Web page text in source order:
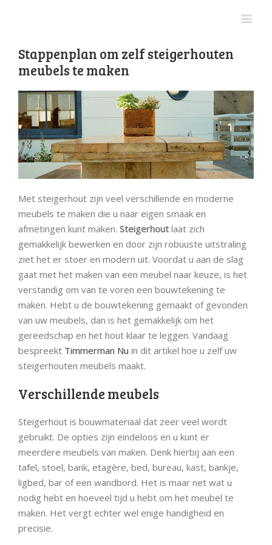
Stappenplan om zelf steigerhouten
meubels te maken
Met steigerhout zijn veel verschillende en moderne
meubels te maken die u naar eigen smaak en
afmetingen kunt maken. Steigerhout laat zich
gemakkelijk bewerken en door zijn robuuste uitstraling
ziet het er stoer en modern uit. Voordat u aan de slag
gaat met het maken van een meubel naar keuze, is het
verstandig om van te voren een bouwtekening te
maken. Hebt u de bouwtekening gemaakt of gevonden
van uw meubels, dan is het gemakkelijk om het
gereedschap en het hout klaar te leggen. Vandaag
bespreekt Timmerman Nu in dit artikel hoe u zelf uw
steigerhouten meubels maakt.
Verschillende meubels
Steigerhout is bouwmateriaal dat zeer veel wordt
gebruikt. De opties zijn eindeloos en u kunt er
meerdere meubels van maken. Denk hierbij aan een
tafel, stoel, bank, etagère, bed, bureau, kast, bankje,
ligbed, bar of een wandbord. Het is maar net wat u
nodig hebt en hoeveel tijd u hebt om het meubel te
maken. Het vergt echter wel enige handigheid en
precisie.